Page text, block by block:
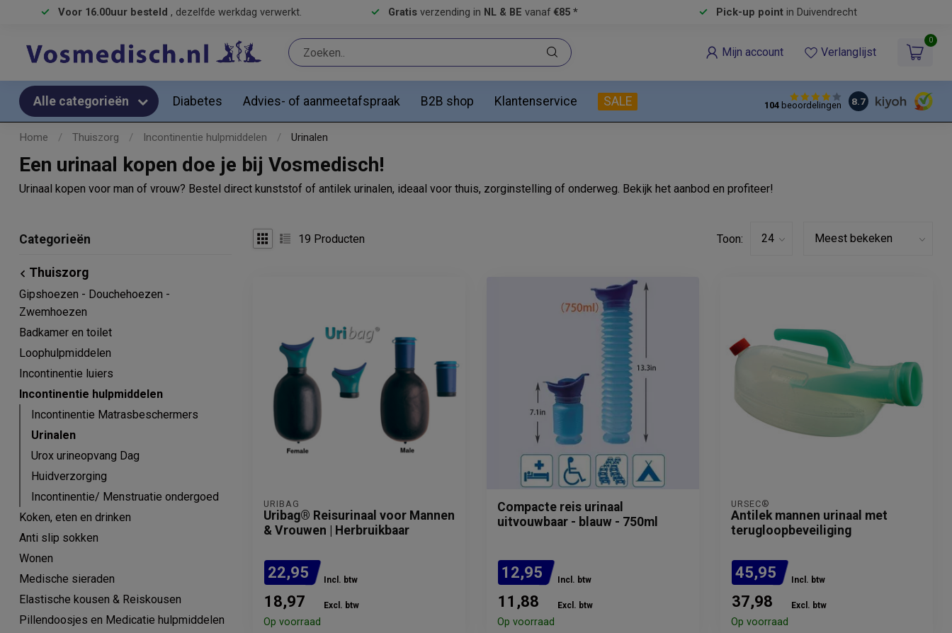
Voor 16.00uur besteld , dezelfde werkdag verwerkt. Gratis verzending in NL & BE vanaf €85 * Pick-up pointin Duivendrecht
Mijn account Verlanglijst
0
Alle categorieën Diabetes Advies- of aanmeetafspraak B2B shop Klantenservice SALE 104beoordelingen 8.7
Home / Thuiszorg / Incontinentie hulpmiddelen / Urinalen
Een urinaal kopen doe je bij Vosmedisch!
Urinaal kopen voor man of vrouw? Bestel direct kunststof of antilek urinalen, ideaal voor thuis, zorginstelling of onderweg. Bekijk het aanbod en profiteer!
Categorieën
Thuiszorg
Gipshoezen - Douchehoezen -
Zwemhoezen
Badkamer en toilet
Loophulpmiddelen
Incontinentie luiers
Incontinentie hulpmiddelen
Incontinentie Matrasbeschermers
Urinalen
Urox urineopvang Dag
Huidverzorging
Incontinentie/ Menstruatie ondergoed
Koken, eten en drinken
Anti slip sokken
Wonen
Medische sieraden
Elastische kousen & Reiskousen
Pillendoosjes en Medicatie hulpmiddelen
19 Producten Toon:
URIBAG
Uribag® Reisurinaal voor Mannen
& Vrouwen | Herbruikbaar
22,95 Incl. btw
18,97 Excl. btw
Op voorraad
Compacte reis urinaal
uitvouwbaar - blauw - 750ml
12,95 Incl. btw
11,88 Excl. btw
Op voorraad
URSEC®
Antilek mannen urinaal met
terugloopbeveiliging
45,95 Incl. btw
37,98 Excl. btw
Op voorraad